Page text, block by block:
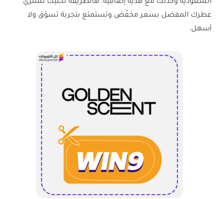
السعودية وكذلك مع هدية إضافية. هالطريقة تخليك تشتري
عطرك المفضل بسعر مخفّض وتستمتع بتجربة تسوّق ولا
أسهل.